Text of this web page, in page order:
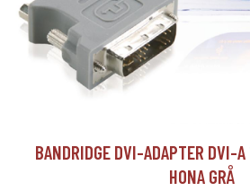
BANDRIDGE DVI-ADAPTER DVI-
HONA GRÅ